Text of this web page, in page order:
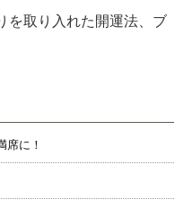
を取り入れた開運法、ブ
席に！